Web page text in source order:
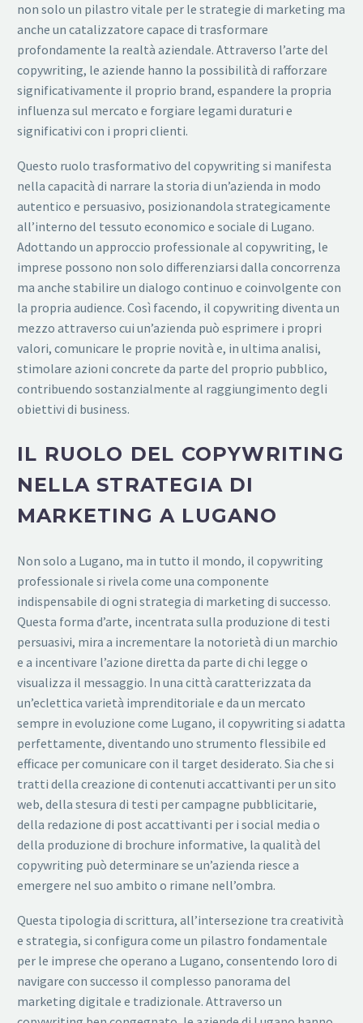
non solo un pilastro vitale per le strategie di marketing ma
anche un catalizzatore capace di trasformare
profondamente la realtà aziendale. Attraverso l’arte del
copywriting, le aziende hanno la possibilità di rafforzare
significativamente il proprio brand, espandere la propria
influenza sul mercato e forgiare legami duraturi e
significativi con i propri clienti.
Questo ruolo trasformativo del copywriting si manifesta
nella capacità di narrare la storia di un’azienda in modo
autentico e persuasivo, posizionandola strategicamente
all’interno del tessuto economico e sociale di Lugano.
Adottando un approccio professionale al copywriting, le
imprese possono non solo differenziarsi dalla concorrenza
ma anche stabilire un dialogo continuo e coinvolgente con
la propria audience. Così facendo, il copywriting diventa un
mezzo attraverso cui un’azienda può esprimere i propri
valori, comunicare le proprie novità e, in ultima analisi,
stimolare azioni concrete da parte del proprio pubblico,
contribuendo sostanzialmente al raggiungimento degli
obiettivi di business.
IL RUOLO DEL COPYWRITING
NELLA STRATEGIA DI
MARKETING A LUGANO
Non solo a Lugano, ma in tutto il mondo, il copywriting
professionale si rivela come una componente
indispensabile di ogni strategia di marketing di successo.
Questa forma d’arte, incentrata sulla produzione di testi
persuasivi, mira a incrementare la notorietà di un marchio
e a incentivare l’azione diretta da parte di chi legge o
visualizza il messaggio. In una città caratterizzata da
un’eclettica varietà imprenditoriale e da un mercato
sempre in evoluzione come Lugano, il copywriting si adatta
perfettamente, diventando uno strumento flessibile ed
efficace per comunicare con il target desiderato. Sia che si
tratti della creazione di contenuti accattivanti per un sito
web, della stesura di testi per campagne pubblicitarie,
della redazione di post accattivanti per i social media o
della produzione di brochure informative, la qualità del
copywriting può determinare se un’azienda riesce a
emergere nel suo ambito o rimane nell’ombra.
Questa tipologia di scrittura, all’intersezione tra creatività
e strategia, si configura come un pilastro fondamentale
per le imprese che operano a Lugano, consentendo loro di
navigare con successo il complesso panorama del
marketing digitale e tradizionale. Attraverso un